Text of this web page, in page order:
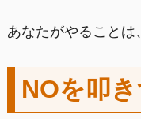
あなたがやることは
NOを叩き